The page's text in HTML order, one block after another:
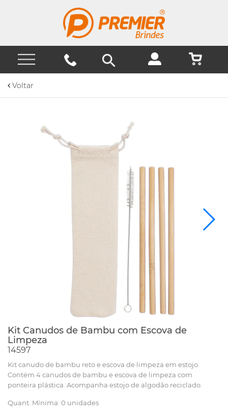
Voltar
Kit Canudos de Bambu com Escova de
Limpeza
14597
Kit canudo de bambu reto e escova de limpeza em estojo.
Contém 4 canudos de bambu e escova de limpeza com
ponteira plástica. Acompanha estojo de algodão reciclado.
Quant. Mínima: 0 unidades